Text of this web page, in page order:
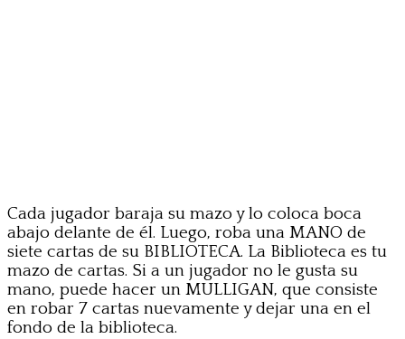
Cada jugador baraja su mazo y lo coloca boca
abajo delante de él. Luego, roba una MANO de
siete cartas de su BIBLIOTECA. La Biblioteca es tu
mazo de cartas. Si a un jugador no le gusta su
mano, puede hacer un MULLIGAN, que consiste
en robar 7 cartas nuevamente y dejar una en el
fondo de la biblioteca.